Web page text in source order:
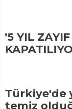
'5 YIL
Türkiye'de
temiz